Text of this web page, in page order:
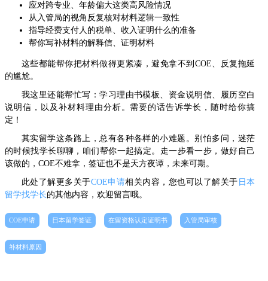
应对跨专业、年龄偏大这类高风险情况
从入管局的视角反复核对材料逻辑一致性
指导经费支付人的税单、收入证明什么的准备
帮你写补材料的解释信、证明材料
这些都能帮你把材料做得更紧凑，避免拿不到COE、反复拖延
的尴尬。
我这里还能帮忙写：学习理由书模板、资金说明信、履历空白
说明信，以及补材料理由分析。需要的话告诉学长，随时给你搞
定！
其实留学这条路上，总有各种各样的小难题。别怕多问，迷茫
的时候找学长聊聊，咱们帮你一起搞定。走一步看一步，做好自己
该做的，COE不难拿，签证也不是天方夜谭，未来可期。
此处了解更多关于COE申请相关内容，您也可以了解关于 日本
留学找学长的其他内容，欢迎留言哦。
COE申请 日本留学签证 在留资格认定证明书 入管局审核
补材料原因